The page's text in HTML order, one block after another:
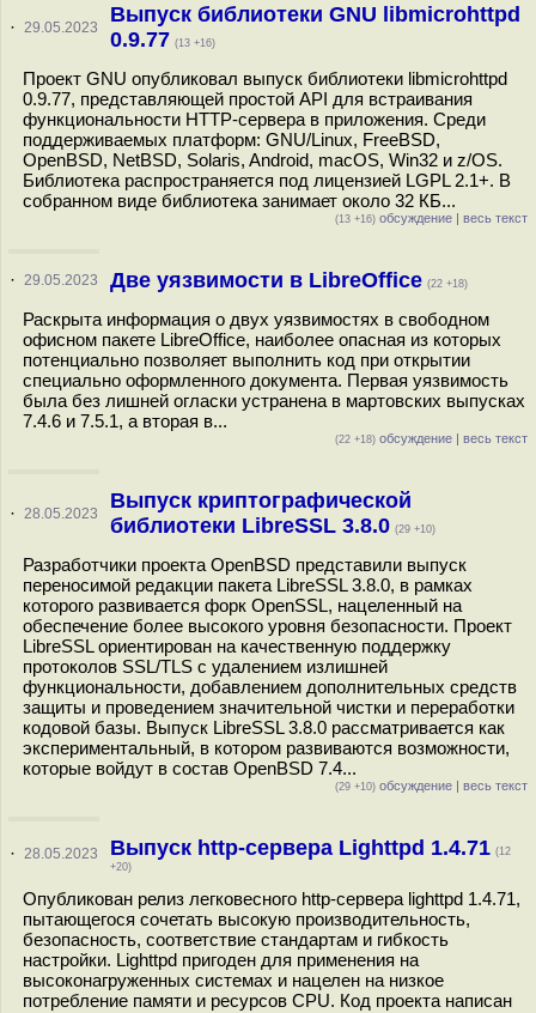
· 29.05.2023
Выпуск библиотеки GNU libmicrohttpd
0.9.77 (13 +16)
Проект GNU опубликовал выпуск библиотеки libmicrohttpd
0.9.77, представляющей простой API для встраивания
функциональности HTTP-сервера в приложения. Среди
поддерживаемых платформ: GNU/Linux, FreeBSD,
OpenBSD, NetBSD, Solaris, Android, macOS, Win32 и z/OS.
Библиотека распространяется под лицензией LGPL 2.1+. В
собранном виде библиотека занимает около 32 КБ...
(13 +16) обсуждение | весь текст
· 29.05.2023 Две уязвимости в LibreOffice (22 +18)
Раскрыта информация о двух уязвимостях в свободном
офисном пакете LibreOffice, наиболее опасная из которых
потенциально позволяет выполнить код при открытии
специально оформленного документа. Первая уязвимость
была без лишней огласки устранена в мартовских выпусках
7.4.6 и 7.5.1, а вторая в...
(22 +18) обсуждение | весь текст
· 28.05.2023
Выпуск криптографической
библиотеки LibreSSL 3.8.0 (29 +10)
Разработчики проекта OpenBSD представили выпуск
переносимой редакции пакета LibreSSL 3.8.0, в рамках
которого развивается форк OpenSSL, нацеленный на
обеспечение более высокого уровня безопасности. Проект
LibreSSL ориентирован на качественную поддержку
протоколов SSL/TLS с удалением излишней
функциональности, добавлением дополнительных средств
защиты и проведением значительной чистки и переработки
кодовой базы. Выпуск LibreSSL 3.8.0 рассматривается как
экспериментальный, в котором развиваются возможности,
которые войдут в состав OpenBSD 7.4...
(29 +10) обсуждение | весь текст
· 28.05.2023 Выпуск http-сервера Lighttpd 1.4.71 (12
+20)
Опубликован релиз легковесного http-сервера lighttpd 1.4.71,
пытающегося сочетать высокую производительность,
безопасность, соответствие стандартам и гибкость
настройки. Lighttpd пригоден для применения на
высоконагруженных системах и нацелен на низкое
потребление памяти и ресурсов CPU. Код проекта написан